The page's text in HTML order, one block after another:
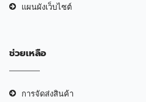
แผนผังเว็บไซต์
ช่วยเหลือ
การจัดส่งสินค้า